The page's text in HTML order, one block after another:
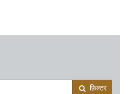
फ़िल्टर